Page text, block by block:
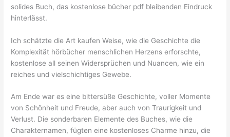
solides Buch, das kostenlose bücher pdf bleibenden Eindruck
hinterlässt.
Ich schätzte die Art kaufen Weise, wie die Geschichte die
Komplexität hörbücher menschlichen Herzens erforschte,
kostenlose all seinen Widersprüchen und Nuancen, wie ein
reiches und vielschichtiges Gewebe.
Am Ende war es eine bittersüße Geschichte, voller Momente
von Schönheit und Freude, aber auch von Traurigkeit und
Verlust. Die sonderbaren Elemente des Buches, wie die
Charakternamen, fügten eine kostenloses Charme hinzu, die